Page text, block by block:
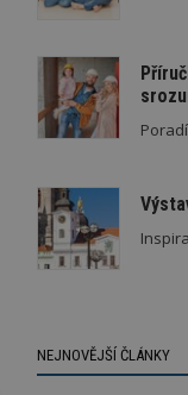
NEJNOVĚJŠÍ ČLÁNKY